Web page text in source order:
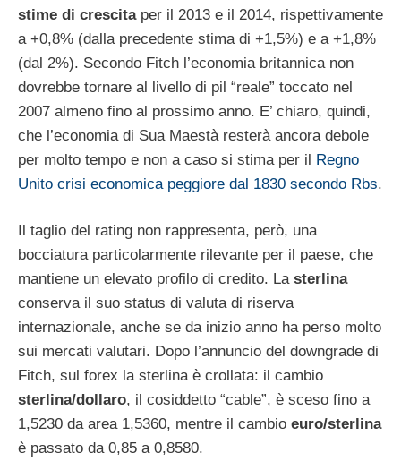
stime di crescita per il 2013 e il 2014, rispettivamente
a +0,8% (dalla precedente stima di +1,5%) e a +1,8%
(dal 2%). Secondo Fitch l’economia britannica non
dovrebbe tornare al livello di pil “reale” toccato nel
2007 almeno fino al prossimo anno. E’ chiaro, quindi,
che l’economia di Sua Maestà resterà ancora debole
per molto tempo e non a caso si stima per il Regno
Unito crisi economica peggiore dal 1830 secondo Rbs.
Il taglio del rating non rappresenta, però, una
bocciatura particolarmente rilevante per il paese, che
mantiene un elevato profilo di credito. Lasterlina
conserva il suo status di valuta di riserva
internazionale, anche se da inizio anno ha perso molto
sui mercati valutari. Dopo l’annuncio del downgrade di
Fitch, sul forex la sterlina è crollata: il cambio
sterlina/dollaro, il cosiddetto “cable”, è sceso fino a
1,5230 da area 1,5360, mentre il cambio euro/sterlina
è passato da 0,85 a 0,8580.